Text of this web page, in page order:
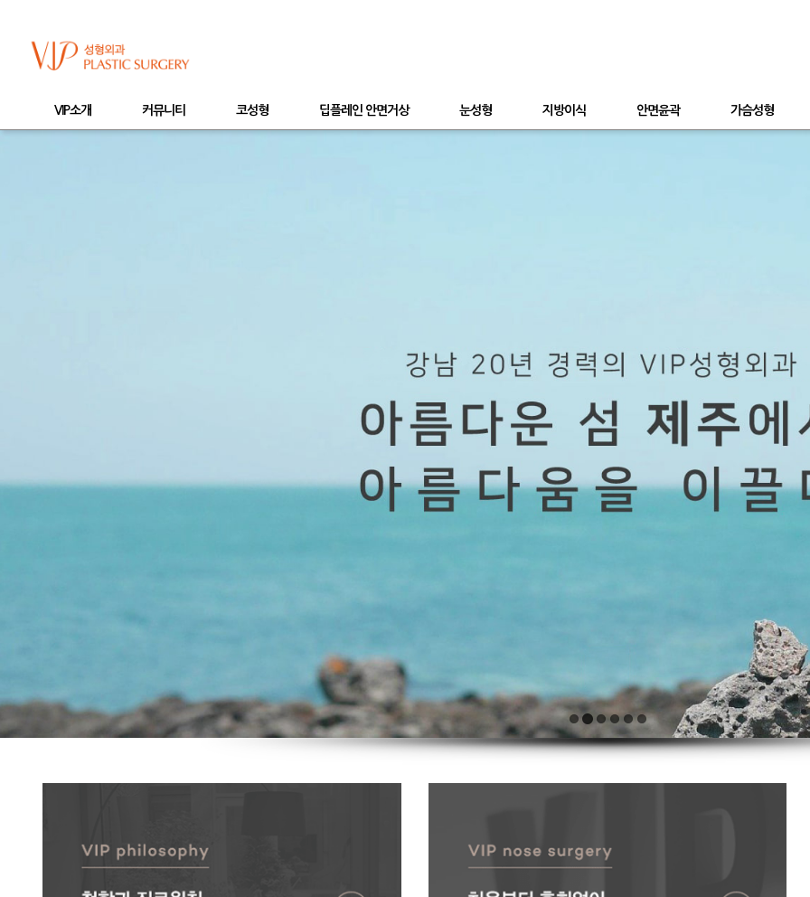
VIP소개 커뮤니티 코성형 딥플레인 안면거상 눈성형 지방이식 안면윤곽 가슴성형